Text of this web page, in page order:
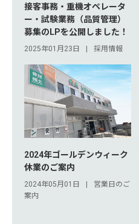
接客事務・重機オペレータ
ー・試験業務（品質管理）
募集のLPを公開しました！
2025年01月23日 採用情報
2024年ゴールデンウィーク
休業のご案内
2024年05月01日
営業日のご
案内